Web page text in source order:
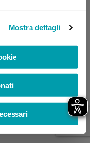
Mostra dettagli